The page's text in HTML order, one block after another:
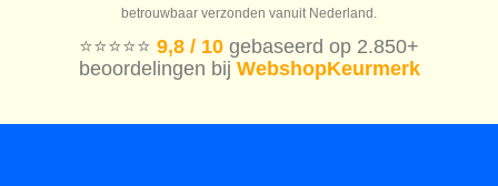
betrouwbaar verzonden vanuit Nederland.
⭐️⭐️⭐️⭐️⭐️ 9,8 / 10 gebaseerd op 2.850+
beoordelingen bij WebshopKeurmerk